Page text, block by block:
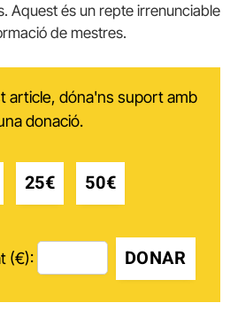
Aquest és un repte irrenunciable
de mestres.
article, dóna'ns suport amb
donació.
25€ 50€
(€): DONAR